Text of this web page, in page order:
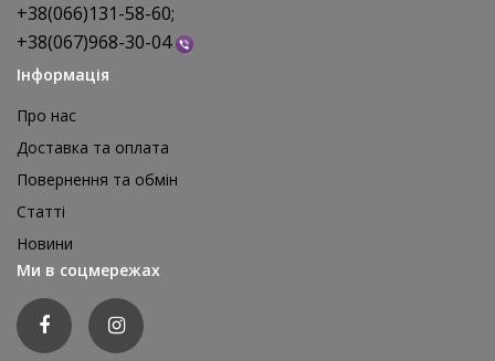
Реквізит для аніматора Мішки для стрибків, 4 шт
+38(066)131-58-60;
+38(067)968-30-04
Інформація
Про нас
Доставка та оплата
Повернення та обмін
Статті
Новини
Ми в соцмережах